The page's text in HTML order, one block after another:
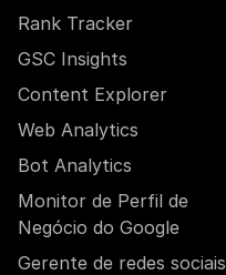
Rank Tracker
GSC Insights
Content Explorer
Web Analytics
Bot Analytics
Monitor de Perfil de
Negócio do Google
Gerente de redes sociais